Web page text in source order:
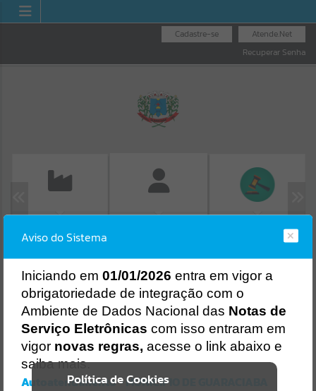
Atende.Net
Cadastre-se
Recuperar Senha
ISS/ALVARÁ
Resultados para""
PortaisPolítica de Cookies
Aviso do Sistema
Iniciando em 01/01/2026 entra em vigor a
obrigatoriedade de integração com o
Ambiente de Dados Nacional das Notas de
Serviço Eletrônicas com isso entraram em
vigor novas regras, acesse o link abaixo e
saiba mais.
Autoatendimento - MUNICIPIO DE GUARACIABA
Erro
Gerenciamento do Sistema
CÓDIGO DA MENSAGEM:
Ocorreu um erro de script:
Uncaught SyntaxError: Unexpected token '('
https://guaraciaba.atende.net/cidadao/pagina/static/bundle/wpo_in
dex_2_base_l2_portal_editores_sync_d9fb77cfd5741fafc9972edc7a6
41fea.js?v=83d4f602:47
Verificar Mais Detalhes